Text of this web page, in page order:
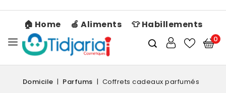
🏠 Home 🍏 Aliments 👕 Habillements
0
Domicile Parfums Coffrets cadeaux parfumés